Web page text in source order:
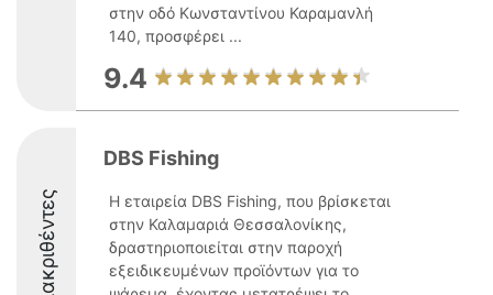
στην οδό Κωνσταντίνου Καραμανλή
140, προσφέρει ...
9.4
Διακριθέντες
DBS Fishing
Η εταιρεία DBS Fishing, που βρίσκεται
στην Καλαμαριά Θεσσαλονίκης,
δραστηριοποιείται στην παροχή
εξειδικευμένων προϊόντων για το